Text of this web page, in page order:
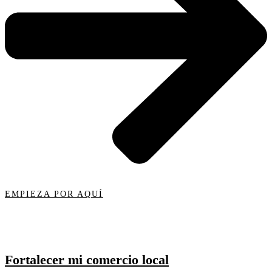
EMPIEZA POR AQUÍ
Fortalecer mi comercio local